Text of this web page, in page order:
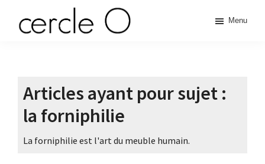
principale
O
érotique
Menu
Articles ayant pour sujet :
la forniphilie
La forniphilie est l'art du meuble humain.